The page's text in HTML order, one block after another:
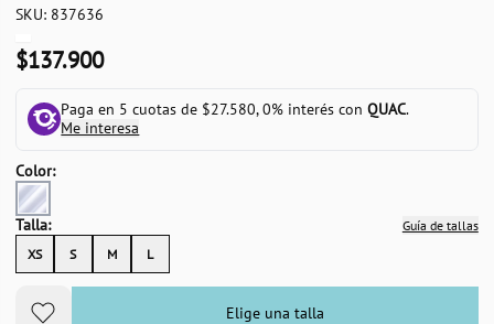
SKU: 837636
$137.900
Paga en 5 cuotas de $27.580, 0% interés conQUAC.
Me interesa
Color:
Talla:
Guía de tallas
XS
S M L
Elige una talla